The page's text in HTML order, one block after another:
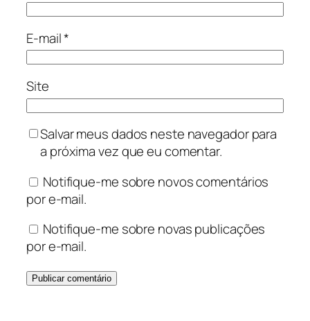
E-mail*
Site
Salvar meus dados neste navegador para
a próxima vez que eu comentar.
Notifique-me sobre novos comentários
por e-mail.
Notifique-me sobre novas publicações
por e-mail.